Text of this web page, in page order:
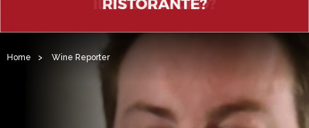
Home > Wine Reporter